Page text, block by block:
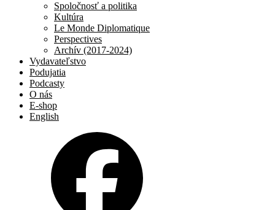
Spoločnosť a politika
Kultúra
Le Monde Diplomatique
Perspectives
Archív (2017-2024)
Vydavateľstvo
Podujatia
Podcasty
O nás
E-shop
English